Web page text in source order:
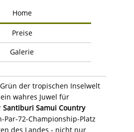
Home
Preise
Galerie
der tropischen Inselwelt
wahres Juwel für
Santiburi Samui Country
Par-72-Championship-Platz
des Landes - nicht nur